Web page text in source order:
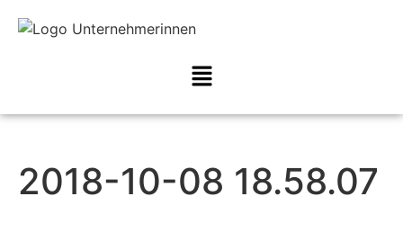
2018-10-08 18.58.07